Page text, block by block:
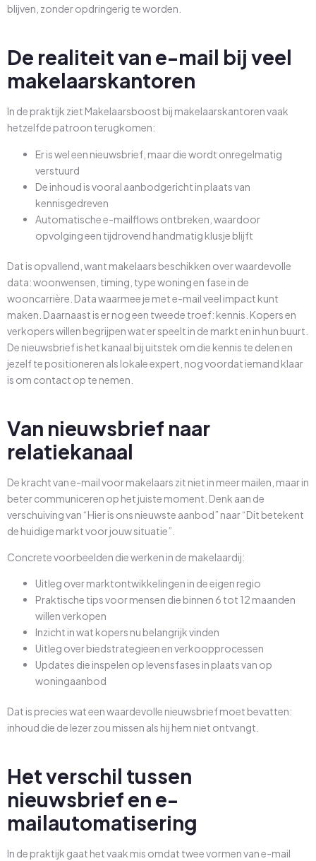
blijven, zonder opdringerig te worden.
De realiteit van e-mail bij veel
makelaarskantoren
In de praktijk ziet Makelaarsboost bij makelaarskantoren vaak
hetzelfde patroon terugkomen:
Er is wel een nieuwsbrief, maar die wordt onregelmatig
verstuurd
De inhoud is vooral aanbodgericht in plaats van
kennisgedreven
Automatische e-mailflows ontbreken, waardoor
opvolging een tijdrovend handmatig klusje blijft
Dat is opvallend, want makelaars beschikken over waardevolle
data: woonwensen, timing, type woning en fase in de
wooncarrière. Data waarmee je met e-mail veel impact kunt
maken. Daarnaast is er nog een tweede troef: kennis. Kopers en
verkopers willen begrijpen wat er speelt in de markt en in hun buurt.
De nieuwsbrief is het kanaal bij uitstek om die kennis te delen en
jezelf te positioneren als lokale expert, nog voordat iemand klaar
is om contact op te nemen.
Van nieuwsbrief naar
relatiekanaal
De kracht van e-mail voor makelaars zit niet in meer mailen, maar in
beter communiceren op het juiste moment. Denk aan de
verschuiving van “Hier is ons nieuwste aanbod” naar “Dit betekent
de huidige markt voor jouw situatie”.
Concrete voorbeelden die werken in de makelaardij:
Uitleg over marktontwikkelingen in de eigen regio
Praktische tips voor mensen die binnen 6 tot 12 maanden
willen verkopen
Inzicht in wat kopers nu belangrijk vinden
Uitleg over biedstrategieen en verkoopprocessen
Updates die inspelen op levensfases in plaats van op
woningaanbod
Dat is precies wat een waardevolle nieuwsbrief moet bevatten:
inhoud die de lezer zou missen als hij hem niet ontvangt.
Het verschil tussen
nieuwsbrief en e-
mailautomatisering
In de praktijk gaat het vaak mis omdat twee vormen van e-mail